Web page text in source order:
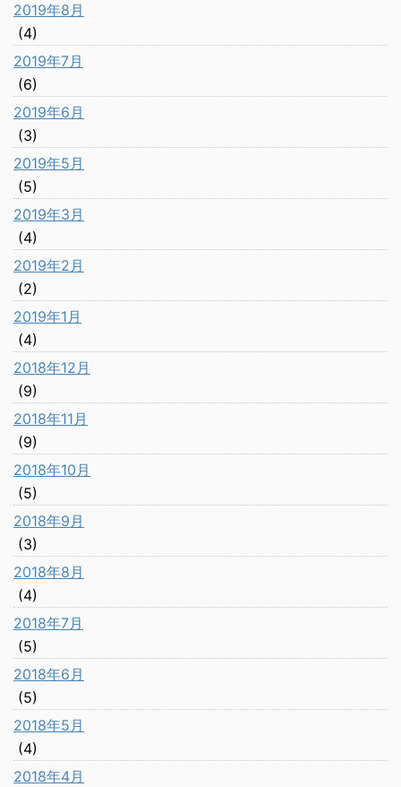
2019年8月
(4)
2019年7月
(6)
2019年6月
(3)
2019年5月
(5)
2019年3月
(4)
2019年2月
(2)
2019年1月
(4)
2018年12月
(9)
2018年11月
(9)
2018年10月
(5)
2018年9月
(3)
2018年8月
(4)
2018年7月
(5)
2018年6月
(5)
2018年5月
(4)
2018年4月